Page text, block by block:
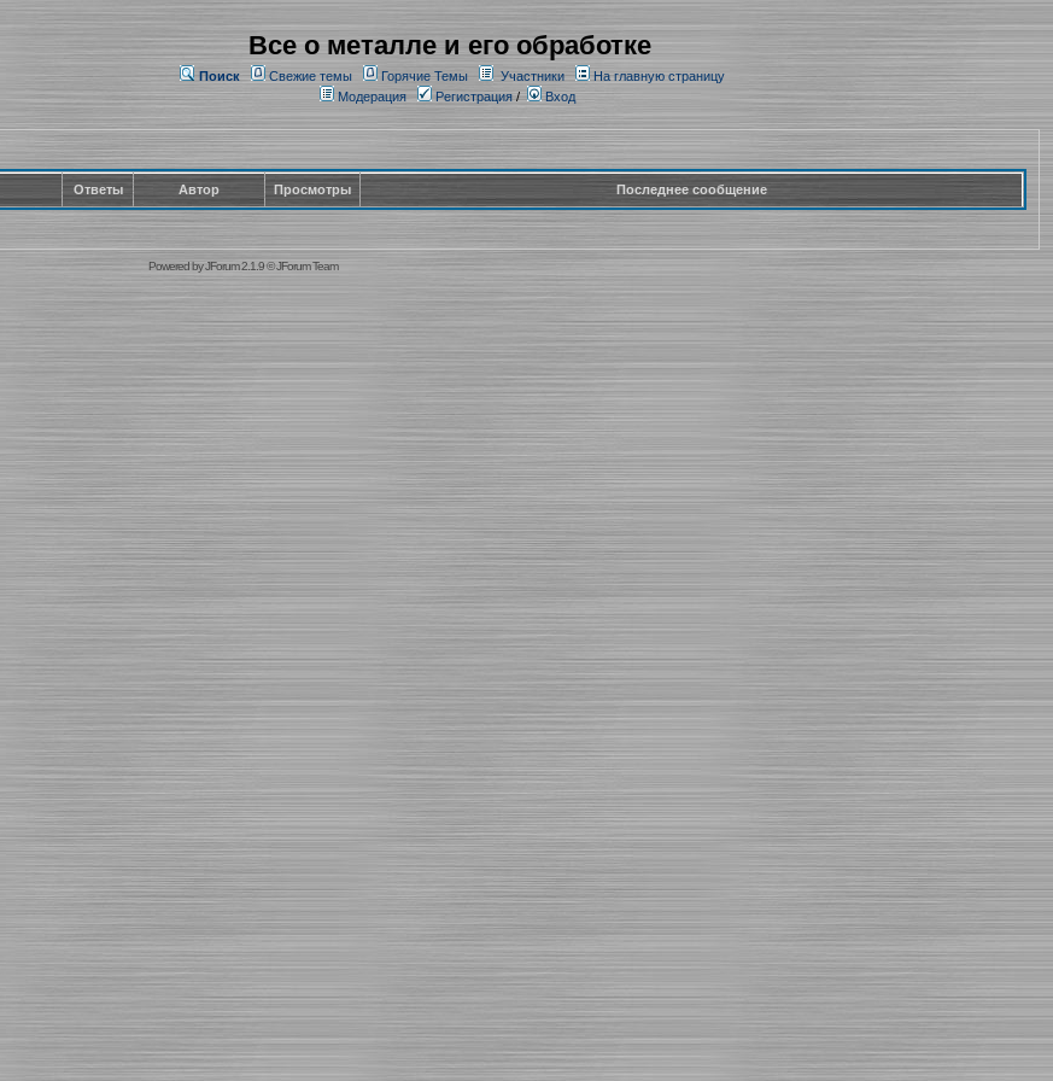
Все о металле и его обработке
Поиск Свежие темы Горячие Темы Участники
На главную страницу
Модерация
Регистрация/ Вход
Ответы Автор Просмотры Последнее сообщение
Powered byJForum 2.1.9©JForum Team